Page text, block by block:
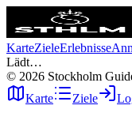
KarteZieleErlebnisse
Lädt…
© 2026 Stockholm
Karte
Ziele